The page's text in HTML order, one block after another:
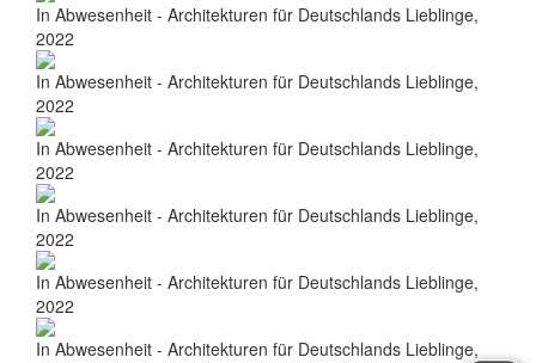
In Abwesenheit - Architekturen für Deutschlands Lieblinge,
2022
In Abwesenheit - Architekturen für Deutschlands Lieblinge,
2022
In Abwesenheit - Architekturen für Deutschlands Lieblinge,
2022
In Abwesenheit - Architekturen für Deutschlands Lieblinge,
2022
In Abwesenheit - Architekturen für Deutschlands Lieblinge,
2022
In Abwesenheit - Architekturen für Deutschlands Lieblinge,